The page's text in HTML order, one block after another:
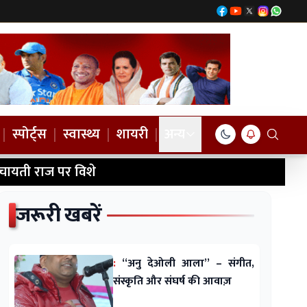
| स्पोर्ट्स | स्वास्थ्य | शायरी |
राज पर विशे
जरूरी खबरें
: “अनु देओली आला” – संगीत,
संस्कृति और संघर्ष की आवाज़